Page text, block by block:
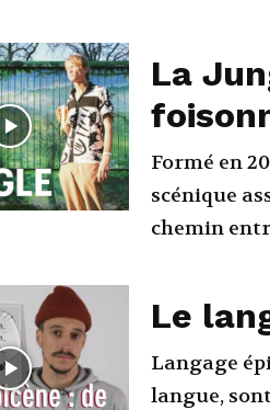
La
Formé en
scénique
chemin
Le
Langage
langue,